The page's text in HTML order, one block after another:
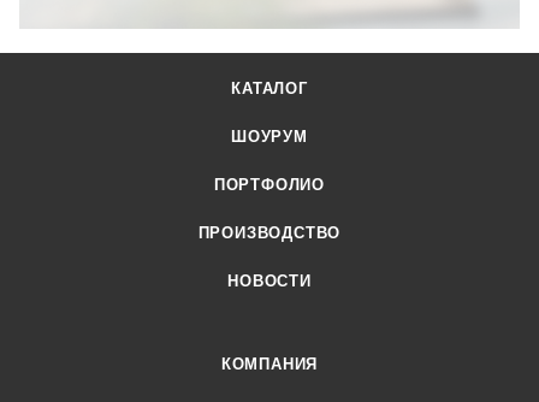
КАТАЛОГ
ШОУРУМ
ПОРТФОЛИО
ПРОИЗВОДСТВО
НОВОСТИ
КОМПАНИЯ